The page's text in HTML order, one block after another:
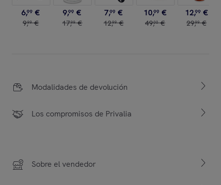
6,99 €
9,99 €
9,99 €
17,99 €
7,99 €
12,99 €
10,99 €
49,00 €
12,99 €
29,99 €
Modalidades de devolución
Los compromisos de Privalia
Sobre el vendedor